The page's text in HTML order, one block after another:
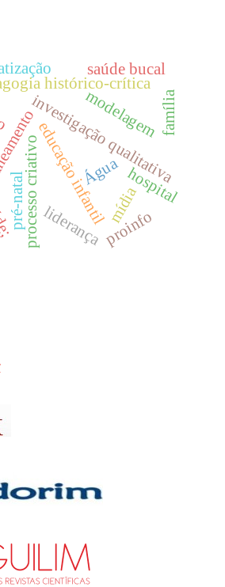
investigação qualitativa
histórico-crítica
educação infantil
processo criativo
modelagem
Água
mídia
proinfo
liderança
hospital
saúde bucal
pré-natal
família